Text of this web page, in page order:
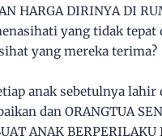
HARGA DIRINYA DI
yang tidak tepat
yang mereka terima?
anak sebetulnya lahir
dan ORANGTUA
ANAK BERPERILAKU